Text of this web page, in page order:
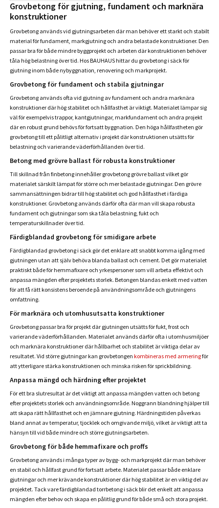
Grovbetong för gjutning, fundament och marknära
konstruktioner
Grovbetong används vid gjutningsarbeten där man behöver ett starkt och stabilt
material för fundament, markgjutning och andra belastade konstruktioner. Den
passar bra för både mindre byggprojekt och arbeten där konstruktionen behöver
tåla hög belastning över tid. Hos BAUHAUS hittar du grovbetong i säck för
gjutning inom både nybyggnation, renovering och markprojekt.
Grovbetong för fundament och stabila gjutningar
Grovbetong används ofta vid gjutning av fundament och andra marknära
konstruktioner där hög stabilitet och hållfasthet är viktigt. Materialet lämpar sig
väl för exempelvis trappor, kantgjutningar, markfundament och andra projekt
där en robust grund behövs för fortsatt byggnation. Den höga hållfastheten gör
grovbetong till ett pålitligt alternativ i projekt där konstruktionen utsätts för
belastning och varierande väderförhållanden över tid.
Betong med grövre ballast för robusta konstruktioner
Till skillnad från finbetong innehåller grovbetong grövre ballast vilket gör
materialet särskilt lämpat för större och mer belastade gjutningar. Den grövre
sammansättningen bidrar till hög stabilitet och god hållfasthet i färdiga
konstruktioner. Grovbetong används därför ofta där man vill skapa robusta
fundament och gjutningar som ska tåla belastning, fukt och
temperaturskillnader över tid.
Färdigblandad grovbetong för smidigare arbete
Färdigblandad grovbetong i säck gör det enklare att snabbt komma igång med
gjutningen utan att själv behöva blanda ballast och cement. Det gör materialet
praktiskt både för hemmafixare och yrkespersoner som vill arbeta effektivt och
anpassa mängden efter projektets storlek. Betongen blandas enkelt med vatten
för att få rätt konsistens beroende på användningsområde och gjutningens
omfattning.
För marknära och utomhusutsatta konstruktioner
Grovbetong passar bra för projekt där gjutningen utsätts för fukt, frost och
varierande väderförhållanden. Materialet används därför ofta i utomhusmiljöer
och marknära konstruktioner där hållbarhet och stabilitet är viktiga delar av
resultatet. Vid större gjutningar kan grovbetongen kombineras med armeringför
att ytterligare stärka konstruktionen och minska risken för sprickbildning.
Anpassa mängd och härdning efter projektet
För ett bra slutresultat är det viktigt att anpassa mängden vatten och betong
efter projektets storlek och användningsområde. Noggrann blandning hjälper till
att skapa rätt hållfasthet och en jämnare gjutning. Härdningstiden påverkas
bland annat av temperatur, tjocklek och omgivande miljö, vilket är viktigt att ta
hänsyn till vid både mindre och större gjutningsarbeten.
Grovbetong för både hemmafixare och proffs
Grovbetong används i många typer av bygg- och markprojekt där man behöver
en stabil och hållfast grund för fortsatt arbete. Materialet passar både enklare
gjutningar och mer krävande konstruktioner där hög stabilitet är en viktig del av
projektet. Tack vare färdigblandad torrbetong i säck blir det enkelt att anpassa
mängden efter behov och skapa en pålitlig grund för både små och stora projekt.